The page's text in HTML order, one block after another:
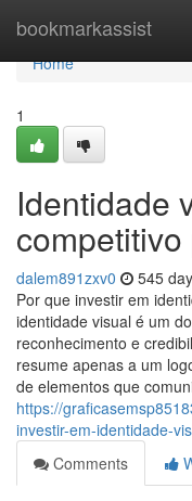
bookmarkassist
Home
Home
1
Identidade
dalem891zxv0 545
Por que investir em
identidade visual é um
reconhecimento e
resume apenas a um
de elementos que
https://
investir-em-identidade-
Comments